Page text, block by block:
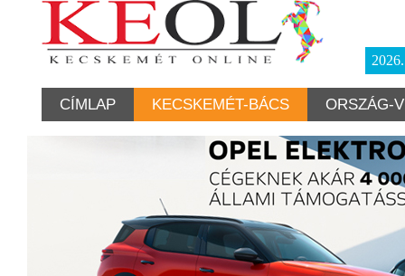
CÍMLAP KECSKEMÉT-BÁCS ORSZÁG-